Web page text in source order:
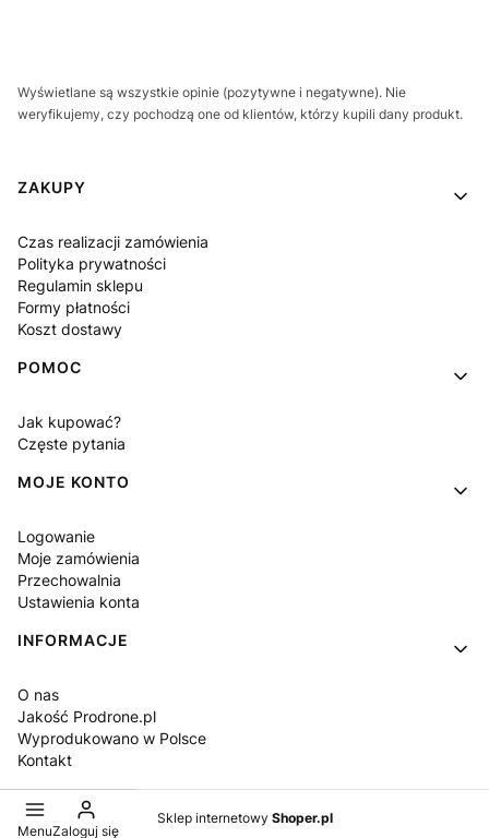
Wyświetlane są wszystkie opinie (pozytywne i negatywne). Nie
weryfikujemy, czy pochodzą one od klientów, którzy kupili dany produkt.
Linki w stopce
ZAKUPY
Czas realizacji zamówienia
Polityka prywatności
Regulamin sklepu
Formy płatności
Koszt dostawy
POMOC
Jak kupować?
Częste pytania
MOJE KONTO
Logowanie
Moje zamówienia
Przechowalnia
Ustawienia konta
INFORMACJE
O nas
Jakość Prodrone.pl
Wyprodukowano w Polsce
Kontakt
Sklep internetowy Shoper.pl
MenuZaloguj się